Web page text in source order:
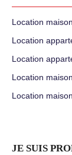
Location
Location
Location
Location
Location maison
JE SUIS